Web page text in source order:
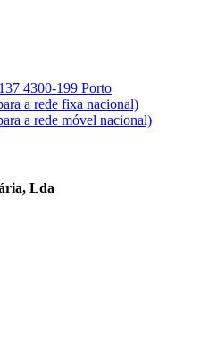
4300-199 Porto
a rede fixa nacional)
a rede móvel nacional)
Lda